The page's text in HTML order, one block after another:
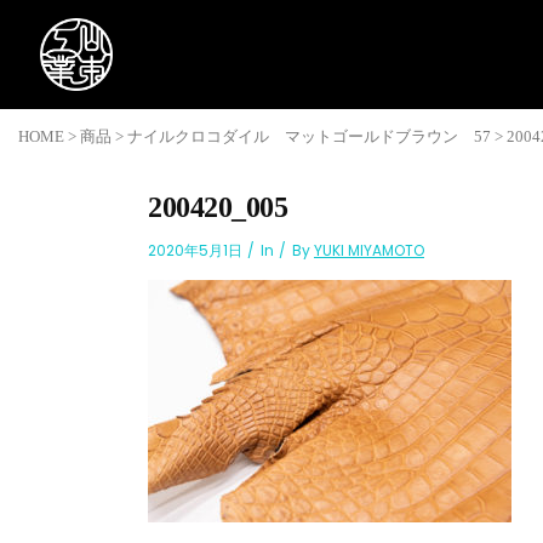
HOME > 商品 > ナイルクロコダイル マットゴールドブラウン 57 >
200420_005
2020年5月1日 In ByYUKI MIYAMOTO